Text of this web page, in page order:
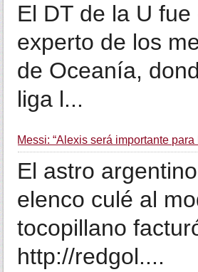
El DT de la U
experto de los
de Oceanía,
liga l...
Messi: “Alexis será importante para
El astro
elenco culé al
tocopillano
http://redgol....